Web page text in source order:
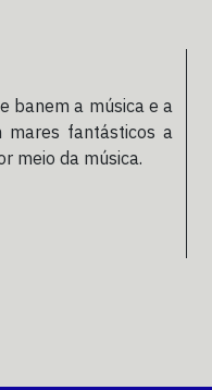
banem a música e a
mares fantásticos a
meio da música.